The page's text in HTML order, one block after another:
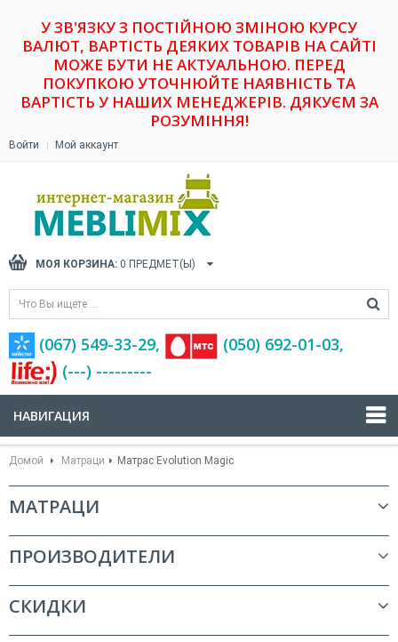
У ЗВ'ЯЗКУ З ПОСТІЙНОЮ ЗМІНОЮ КУРСУ
ВАЛЮТ, ВАРТІСТЬ ДЕЯКИХ ТОВАРІВ НА САЙТІ
МОЖЕ БУТИ НЕ АКТУАЛЬНОЮ. ПЕРЕД
ПОКУПКОЮ УТОЧНЮЙТЕ НАЯВНІСТЬ ТА
ВАРТІСТЬ У НАШИХ МЕНЕДЖЕРІВ. ДЯКУЄМ ЗА
РОЗУМІННЯ!
Войти Мой аккаунт
МОЯ КОРЗИНА: 0 ПРЕДМЕТ(Ы)
(067) 549-33-29,
(‎050) 692-01-03,
(---) ---------
НАВИГАЦИЯ
Домой Матраци Матрас Evolution Magic
МАТРАЦИ
ПРОИЗВОДИТЕЛИ
СКИДКИ